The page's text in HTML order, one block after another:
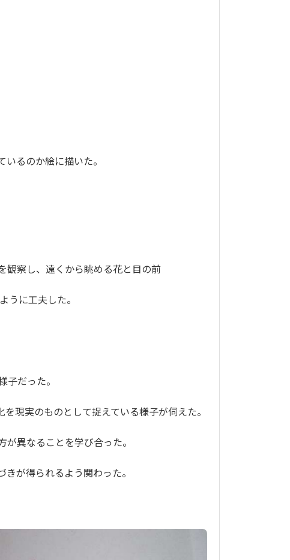
るのか絵に描いた。
観察し、遠くから眺める花と目の前
うに工夫した。
だった。
現実のものとして捉えている様子が伺えた。
異なることを学び合った。
が得られるよう関わった。